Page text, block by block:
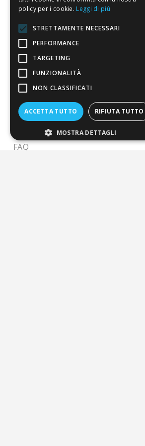
Il blog
Perché fidarti
Vendi con noi
Chi siamo
Chi Siamo
Sostegno e riconoscimenti
Servizio clienti
FAQ
policy per i cookie. Leggi di più
STRETTAMENTE NECESSARI
PERFORMANCE
TARGETING
FUNZIONALITÀ
NON CLASSIFICATI
ACCETTA TUTTO RIFIUTA TUTTO
MOSTRA DETTAGLI